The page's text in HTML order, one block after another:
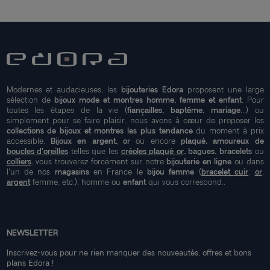
Modernes et audacieuses, les bijouteries Edoraproposent une large
sélection de bijoux mode et montres homme, femme et enfant. Pour
toutes les étapes de la vie (fiançailles, baptême, mariage...) ou
simplement pour se faire plaisir, nous avons à cœur de proposer les
collections de bijoux et montres les plus tendancedu moment à prix
accessible. Bijoux en argent, orou encore plaqué, amoureux de
boucles d'oreilles telles que les créoles plaqué or, bagues, braceletsou
colliers, vous trouverez forcément sur notre bijouterie en ligne ou dans
l'un de nos magasinsen France le bijou femme (bracelet cuir or,
argentfemme, etc.), homme ou enfantqui vous correspond..
NEWSLETTER
Inscrivez-vous pour ne rien manquer des nouveautés, offres et bons
plans Edora !